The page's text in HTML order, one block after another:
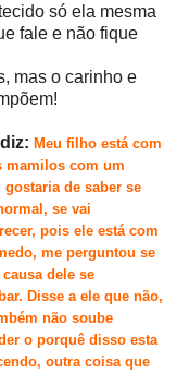
só ela mesma
fale e não fique
mas o carinho e
z: Meu filho está com
mamilos com um
gostaria de saber se
se vai
pois ele está com
me perguntou se
dele se
Disse a ele que não,
não soube
o porquê disso esta
outra coisa que